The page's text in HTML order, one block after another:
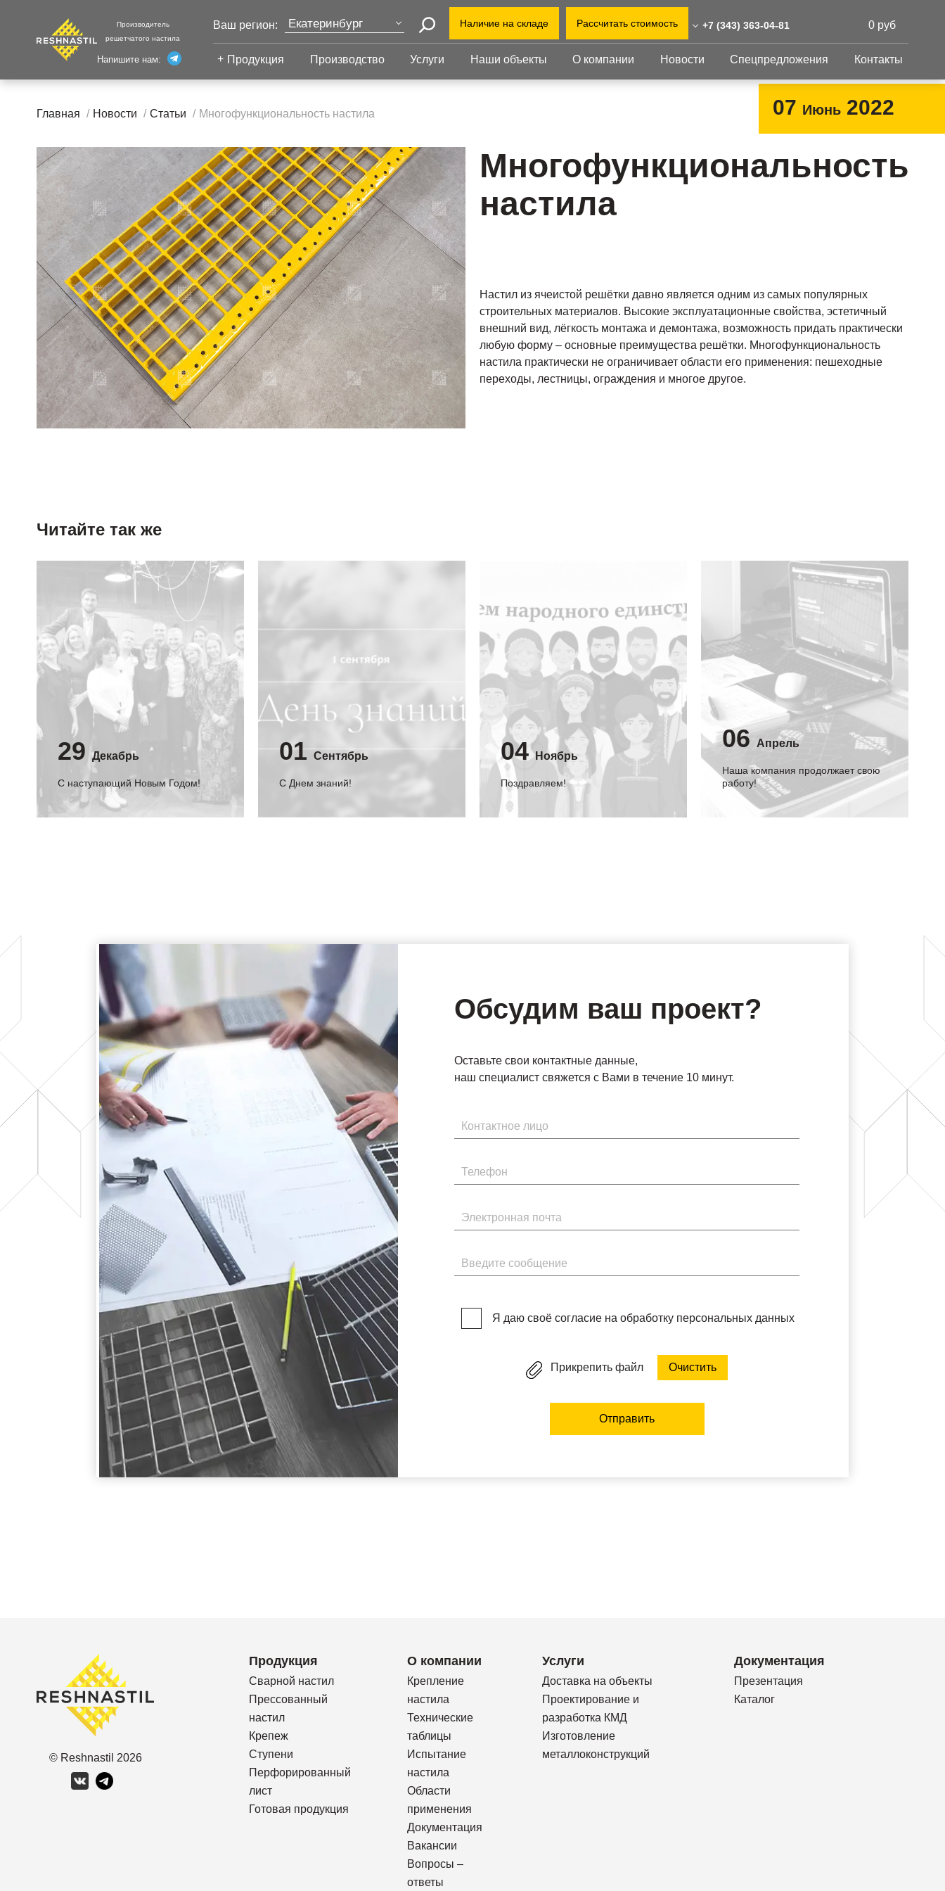
Производитель
решетчатого настила
Напишите нам:
Ваш регион: Екатеринбург
Санкт-Петербург
Волгоград
Новый Уренгой
Сургут
Тюмень
Нижний Новгород
Наличие на складе Рассчитать стоимость +7 (343) 363-04-81
+7 (343) 363-04-81
ул. Горького, 7А
Завод и склад: Калужская
область, район Боровский,
Индустриальный парк "Ворсино",
0 руб
Продукция
Настил с
противоскольжением
Настил для стеллажей
Настил для морских
платформ
настил
Прессованный настил с
противоскольжением
Настил для стеллажей
Грязезащитные
решетки
ступени
Ступени с
противоскольжением
Изделия из
перфорированных
Крепеж
Просечно-
Производство Услуги Наши объекты О компании Новости Спецпредложения Контакты
Главная Новости Статьи Многофункциональность настила 07 Июнь 2022
Многофункциональность
настила
Настил из ячеистой решётки давно является одним из самых популярных
строительных материалов. Высокие эксплуатационные свойства, эстетичный
внешний вид, лёгкость монтажа и демонтажа, возможность придать практически
любую форму – основные преимущества решётки. Многофункциональность
настила практически не ограничивает области его применения: пешеходные
переходы, лестницы, ограждения и многое другое.
Читайте так же
29 Декабрь
С наступающий Новым Годом!
01 Сентябрь
C Днем знаний!
04 Ноябрь
Поздравляем!
06 Апрель
Наша компания продолжает свою
работу!
Обсудим ваш проект?
Оставьте свои контактные данные,
наш специалист свяжется с Вами в течение 10 минут.
Имя
Телефон
Электронная почта
Введите сообщение
Я даю своё согласие на обработку персональных данных
Прикрепить файл Очистить
Отправить
© Reshnastil 2026
Продукция
Сварной настил
Прессованный
настил
Крепеж
Ступени
Перфорированный
лист
Готовая продукция
О компании
Крепление
настила
Технические
таблицы
Испытание
настила
Области
применения
Документация
Вакансии
Вопросы –
ответы
Услуги
Доставка на объекты
Проектирование и
разработка КМД
Изготовление
металлоконструкций
Документация
Презентация
Каталог